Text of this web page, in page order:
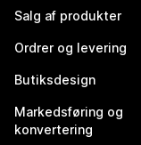
Salg af produkter
Ordrer og levering
Butiksdesign
Markedsføring og
konvertering